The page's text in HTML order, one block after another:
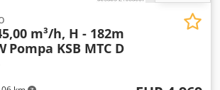
m³/h, H - 182m
Pompa KSB MTC D